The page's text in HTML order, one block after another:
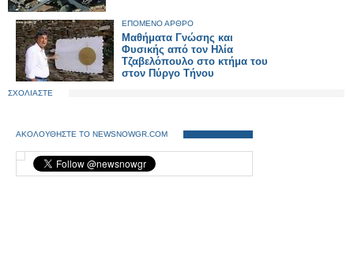
ΕΠΟΜΕΝΟ ΑΡΘΡΟ
Μαθήματα Γνώσης και
Φυσικής από τον Ηλία
Τζαβελόπουλο στο κτήμα του
στον Πύργο Τήνου
ΣΧΟΛΙΑΣΤΕ
ΑΚΟΛΟΥΘΗΣΤΕ ΤΟ NEWSNOWGR.COM